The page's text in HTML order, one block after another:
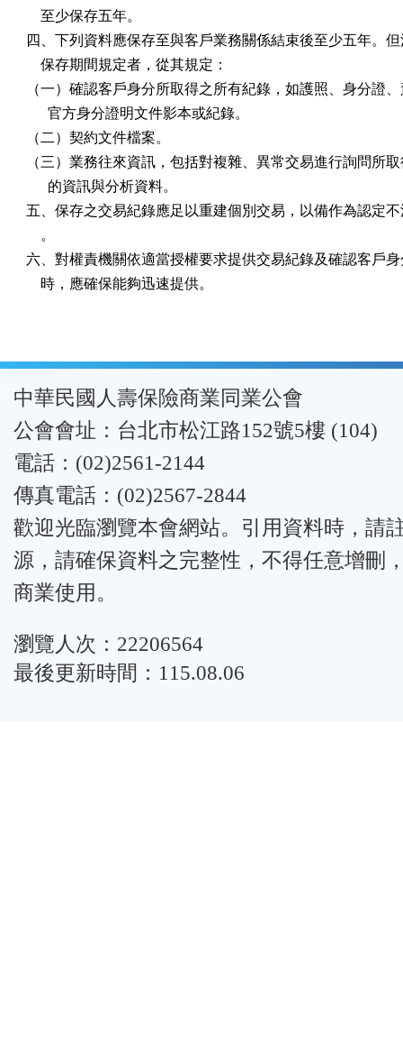
    至少保存五年。
四、下列資料應保存至與客戶業務關係結束後至少五年。
    保存期間規定者，從其規定：
（一）確認客戶身分所取得之所有紀錄，如護照、身分證
      官方身分證明文件影本或紀錄。
（二）契約文件檔案。
（三）業務往來資訊，包括對複雜、異常交易進行詢問所
      的資訊與分析資料。
五、保存之交易紀錄應足以重建個別交易，以備作為認定
    。
六、對權責機關依適當授權要求提供交易紀錄及確認客戶
    時，應確保能夠迅速提供。
:::中華民國人壽保險商業同業公會
公會會址：台北市松江路152號5樓 (104)
電話：(02)2561-2144
傳真電話：(02)2567-2844
歡迎光臨瀏覽本會網站。引用資料時，請
源，請確保資料之完整性，不得任意增刪
商業使用。
瀏覽人次：22206564
最後更新時間：115.08.06